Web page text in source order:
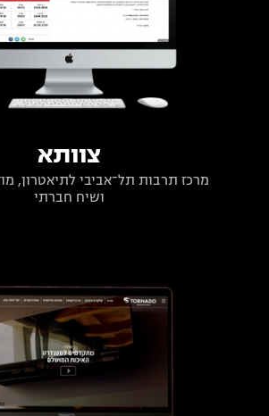
צוותא
מרכז תרבות תל־אביבי לתיאטרון,
ושיח חברתי